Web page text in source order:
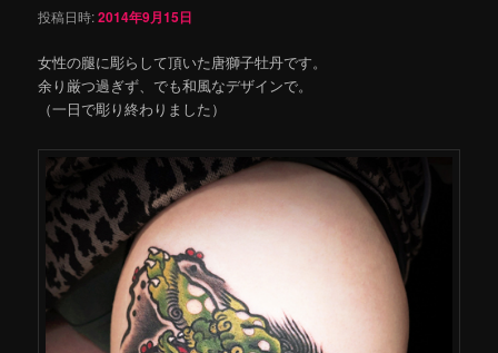
投稿日時:2014年9月15日
女性の腿に彫らして頂いた唐獅子牡丹です。
余り厳つ過ぎず、でも和風なデザインで。
（一日で彫り終わりました）